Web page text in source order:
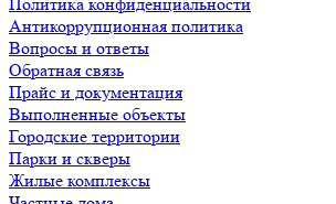
Антикоррупционная политика
Вопросы и ответы
Обратная связь
Прайс и документация
Выполненные объекты
Городские территории
Парки и скверы
Жилые комплексы